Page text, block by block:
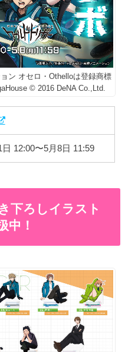
ン オセロ・Othelloは登録商標
© 2016 DeNA Co.,Ltd.
日 12:00〜5月8日 11:59
下ろしイラスト
中！